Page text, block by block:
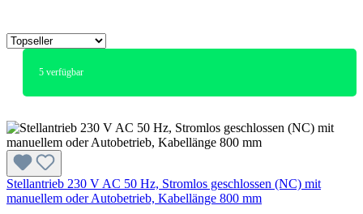
5 verfügbar
Stellantrieb 230 V AC 50 Hz, Stromlos geschlossen (NC) mit
manuellem oder Autobetrieb, Kabellänge 800 mm